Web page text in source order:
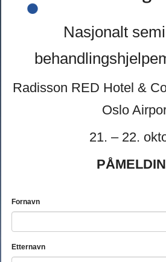
Nasjonalt
Radisson RED Hotel &
Oslo
21. – 22.
Fornavn
Etternavn